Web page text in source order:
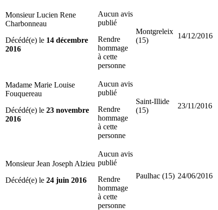
Monsieur Lucien Rene
Charbonneau
Décédé(e) le 14 décembre
2016
Aucun avis
publié
Rendre
hommage
à cette
personne
Montgreleix
(15)
14/12/2016
Madame Marie Louise
Fouquereau
Décédé(e) le 23 novembre
2016
Aucun avis
publié
Rendre
hommage
à cette
personne
Saint-Illide
(15)
23/11/2016
Monsieur Jean Joseph Alzieu
Décédé(e) le 24 juin 2016
Aucun avis
publié
Rendre
hommage
à cette
personne
Paulhac (15) 24/06/2016